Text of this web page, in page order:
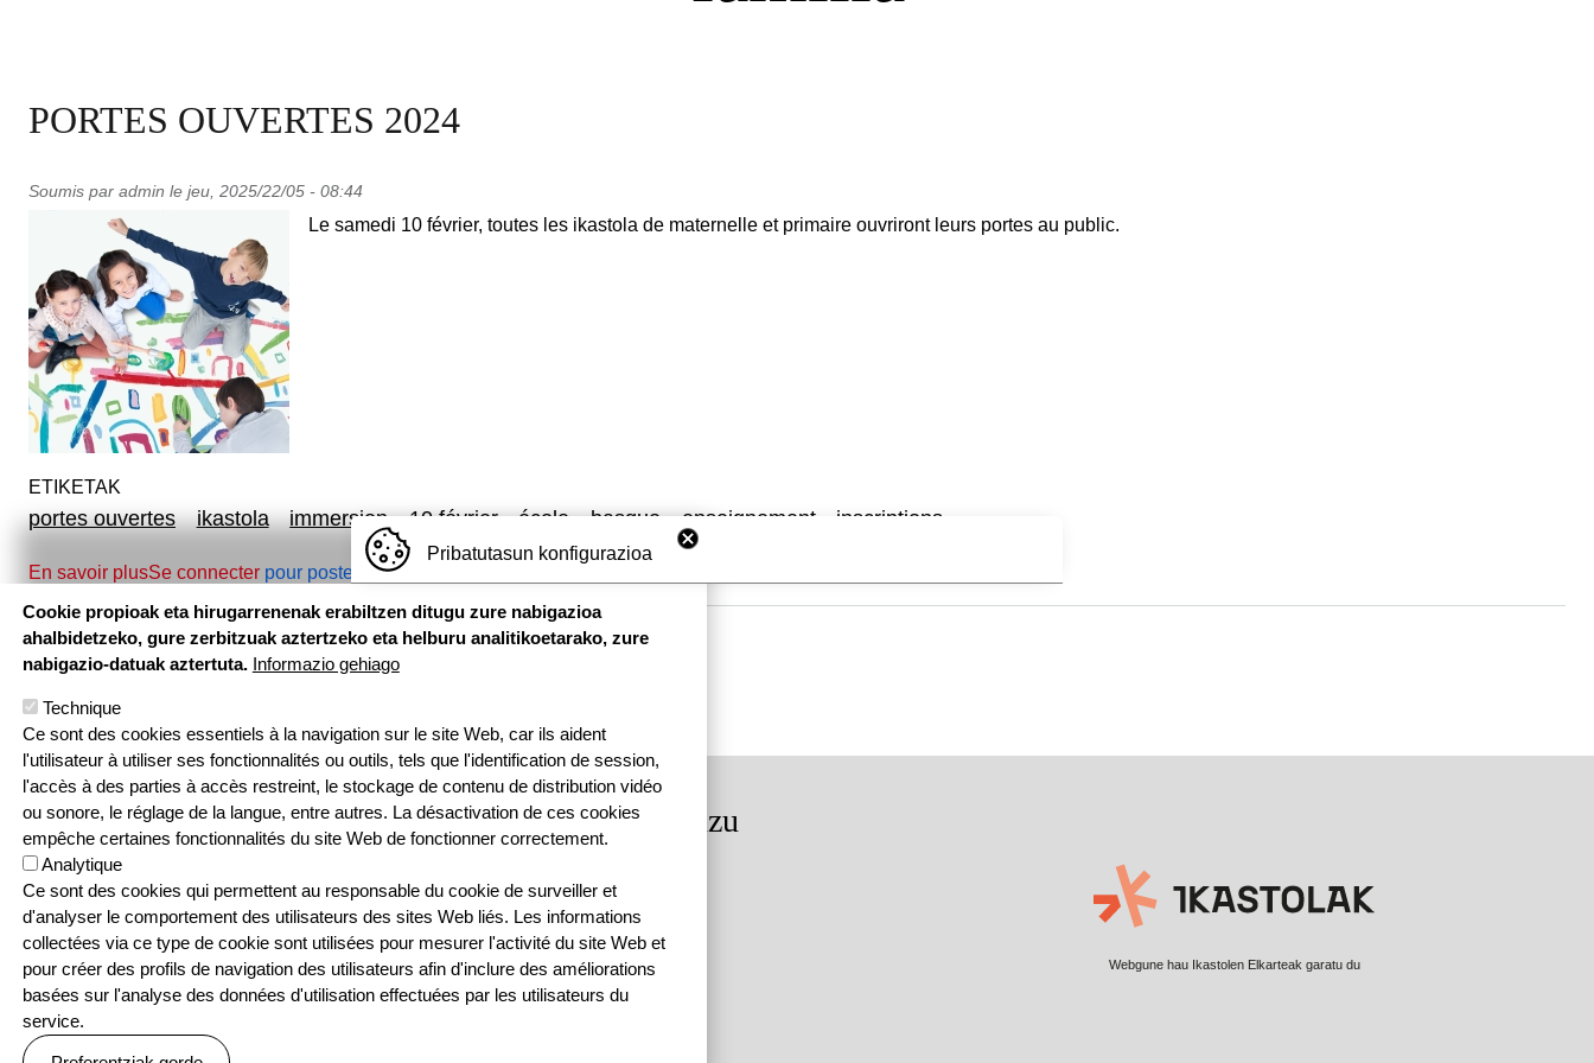
PORTES OUVERTES 2024
Soumis par admin le jeu, 2025/22/05 - 08:44
Le samedi 10 février, toutes les ikastola de maternelle et primaire ouvriront leurs portes au public.
ETIKETAK
portes ouvertes ikastola immersion 10 février école basque enseignement inscriptions
En savoir plussur PORTES OUVERTES 2024
Se connecter pour poster des commentaires
Hemen aurkituko gaituzu
Pouponniere Bidea, 64250 KANBO
T: 05 59 52 49 24 | F: 05 59 52 88 87
Sarean Webgune hau Ikastolen Elkarteak garatu du
Pribatutasun konfigurazioa
Cookie propioak eta hirugarrenenak erabiltzen ditugu zure nabigazioa
ahalbidetzeko, gure zerbitzuak aztertzeko eta helburu analitikoetarako, zure
nabigazio-datuak aztertuta. Informazio gehiago
Technique
Ce sont des cookies essentiels à la navigation sur le site Web, car ils aident
l'utilisateur à utiliser ses fonctionnalités ou outils, tels que l'identification de session,
l'accès à des parties à accès restreint, le stockage de contenu de distribution vidéo
ou sonore, le réglage de la langue, entre autres. La désactivation de ces cookies
empêche certaines fonctionnalités du site Web de fonctionner correctement.
Analytique
Ce sont des cookies qui permettent au responsable du cookie de surveiller et
d'analyser le comportement des utilisateurs des sites Web liés. Les informations
collectées via ce type de cookie sont utilisées pour mesurer l'activité du site Web et
pour créer des profils de navigation des utilisateurs afin d'inclure des améliorations
basées sur l'analyse des données d'utilisation effectuées par les utilisateurs du
service.